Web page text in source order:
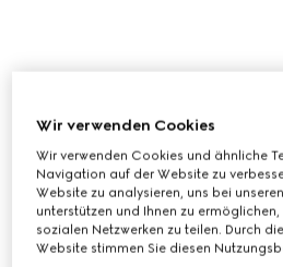
Wir verwenden Cookies
Wir verwenden Cookies und ähnliche
Navigation auf der Website zu
Website zu analysieren, uns bei
unterstützen und Ihnen zu
sozialen Netzwerken zu teilen. Durch
Website stimmen Sie diesen